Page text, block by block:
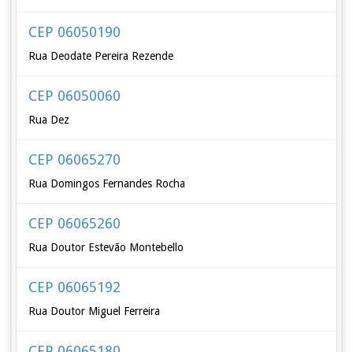
CEP 06050190
Rua Deodate Pereira Rezende
CEP 06050060
Rua Dez
CEP 06065270
Rua Domingos Fernandes Rocha
CEP 06065260
Rua Doutor Estevão Montebello
CEP 06065192
Rua Doutor Miguel Ferreira